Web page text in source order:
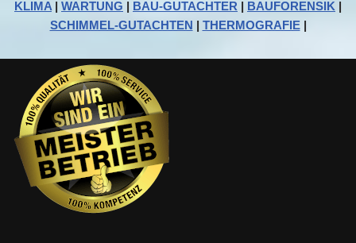
KLIMA | WARTUNG | BAU-GUTACHTER | BAUFORENSIK |
SCHIMMEL-GUTACHTEN | THERMOGRAFIE|